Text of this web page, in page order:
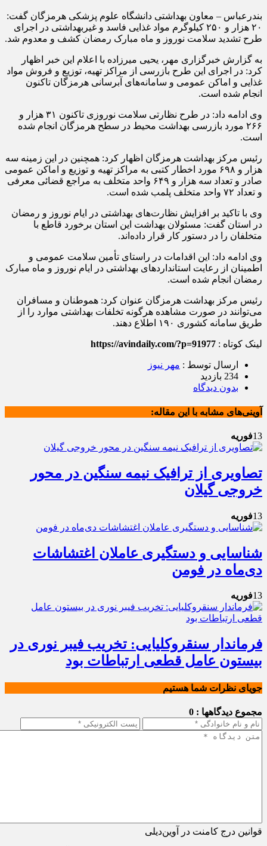
بندرعباس – معاون بهداشتی دانشگاه علوم پزشکی هرمزگان گفت:
۲۰ هزار و ۲۵۰ کیلوگرم مواد غذایی فاسد و غیربهداشتی در اجرای
طرح تشدید سلامت نوروز و ماه مبارک رمضان کشف و معدوم شد.
به گزارش خبرگزاری مهر، یحیی میرزاده با اعلام این خبر اظهار
کرد: در اجرای این طرح بازرسی از مراکز تهیه، توزیع و فروش مواد
غذایی و اماکن عمومی و سامانه‌های آبرسانی هرمزگان تاکنون
انجام شده است.
وی ادامه داد: در طرح نظارتی سلامت نوروزی تاکنون ۳۱ هزار و
۲۶۶ مورد بازرسی بهداشت محیط در سطح هرمزگان انجام شده
است.
رئیس مرکز بهداشت هرمزگان اظهار کرد: همچنین در این زمینه سه
هزار و ۶۹۸ مورد اخطار کتبی به مراکز تهیه و توزیع و اماکن عمومی
صادر و تعداد سه هزار و ۶۴۹ واحد متخلف به مراجع قضائی معرفی
و تعداد ۷۲ واحد متخلف پلمب شده است.
وی با تاکید بر افزایش نظارت‌های بهداشتی در ایام نوروز و رمضان
در استان گفت: مسئولان بهداشت این استان برخورد قاطع با
متخلفان را در دستور کار قرار داده‌اند.
وی ادامه داد: این اقدامات در راستای تأمین سلامت عمومی و
اطمینان از رعایت استانداردهای بهداشتی در ایام نوروز و ماه مبارک
رمضان انجام شده است.
رئیس مرکز بهداشت هرمزگان عنوان کرد: هموطنان و مسافران
می‌توانند در صورت مشاهده هرگونه تخلفات بهداشتی موارد را از
طریق سامانه کشوری ۱۹۰ اطلاع دهند.
لینک کوتاه : https://avindaily.com/?p=91977
ارسال توسط : مهر نیوز
234 بازدید
بدون دیدگاه
آوینی‌های مشابه با این مقاله:
13فوریه
تصاویری از ترافیک نیمه سنگین در محور
خروجی گیلان
13فوریه
شناسایی و دستگیری عاملان اغتشاشات
دی‌ماه در فومن
13فوریه
فرماندار سنقروکلیایی: تخریب فیبر نوری در
بیستون عامل قطعی ارتباطات بود
جویای نظرات شما هستیم
مجموع دیدگاهها : 0
قوانین درج کامنت در آوین‌دیلی